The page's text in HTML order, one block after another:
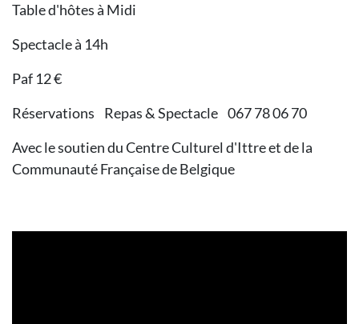
Table d'hôtes à Midi
Spectacle à 14h
Paf 12 €
Réservations Repas & Spectacle 067 78 06 70
Avec le soutien du Centre Culturel d'Ittre et de la
Communauté Française de Belgique